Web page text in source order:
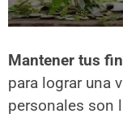
Mantener tus
para lograr una
personales son